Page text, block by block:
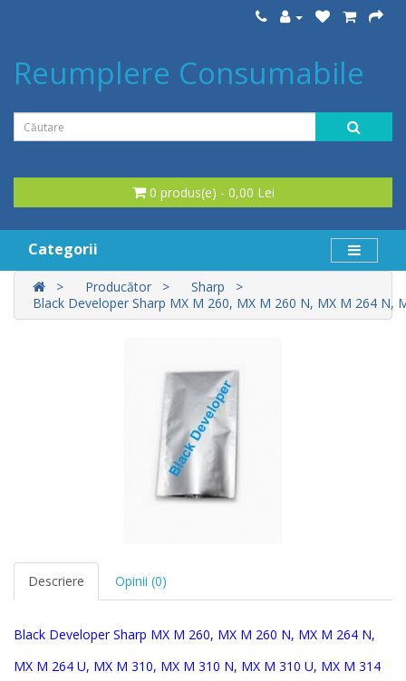
Reumplere Consumabile
0 produs(e) - 0,00 Lei
Categorii
Producător
Sharp
Black Developer Sharp MX M 260, MX M 260 N, MX M 264 N,
Descriere Opinii (0)
Black Developer Sharp MX M 260, MX M 260 N, MX M 264 N,
MX M 264 U, MX M 310, MX M 310 N, MX M 310 U, MX M 314